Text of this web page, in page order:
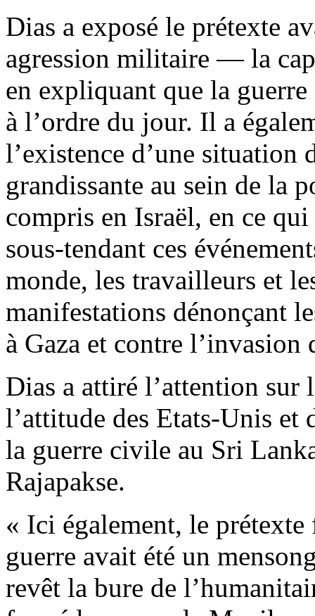
Dias a exposé le prétexte
agression militaire — la
en expliquant que la
à l’ordre du jour. Il a
l’existence d’une situation
grandissante au sein de la
compris en Israël, en ce
sous-tendant ces
monde, les travailleurs et
manifestations dénonçant
à Gaza et contre l’invasion
Dias a attiré l’attention sur
l’attitude des Etats-Unis et
la guerre civile au Sri
Rajapakse.
« Ici également, le
guerre avait été un
revêt la bure de